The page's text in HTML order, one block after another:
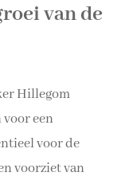
van de
Hillegom
een
voor de
voorziet van